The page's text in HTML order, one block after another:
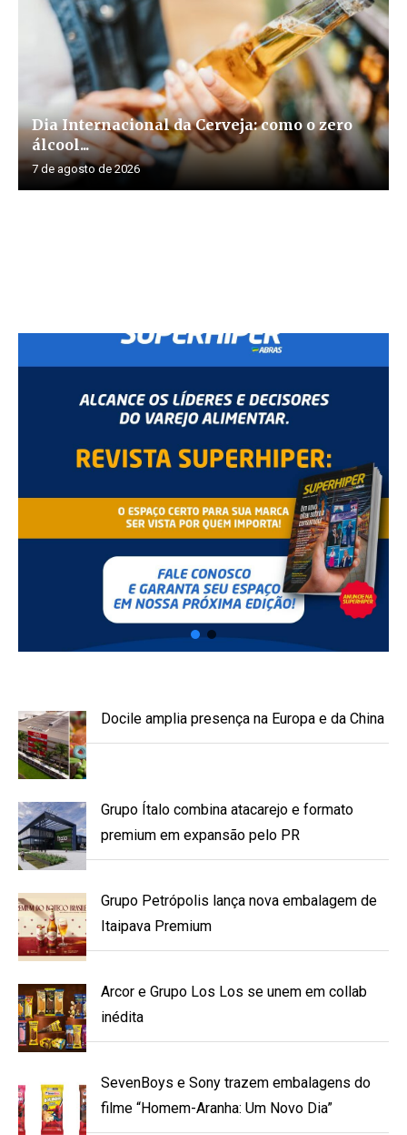
Dia Internacional da Cerveja: como o zero
álcool...
7 de agosto de 2026
Docile amplia presença na Europa e da China
Grupo Ítalo combina atacarejo e formato
premium em expansão pelo PR
Grupo Petrópolis lança nova embalagem de
Itaipava Premium
Arcor e Grupo Los Los se unem em collab
inédita
SevenBoys e Sony trazem embalagens do
filme “Homem-Aranha: Um Novo Dia”